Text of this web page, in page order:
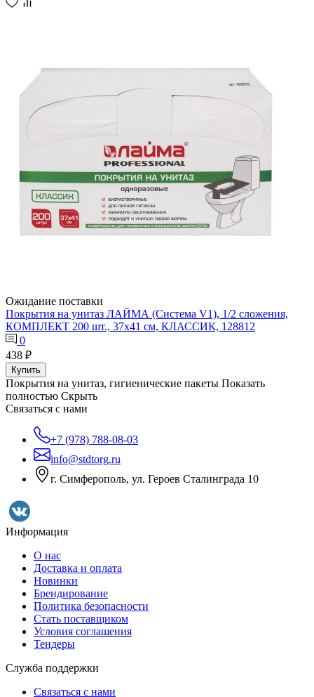
Ожидание поставки
Покрытия на унитаз ЛАЙМА (Система V1), 1/2 сложения,
КОМПЛЕКТ 200 шт., 37х41 см, КЛАССИК, 128812
0
438 ₽
Купить
Покрытия на унитаз, гигиенические пакеты Показать
полностью Скрыть
Связаться с нами
+7 (978) 788-08-03
info@stdtorg.ru
г. Симферополь, ул. Героев Сталинграда 10
Информация
О нас
Доставка и оплата
Новинки
Брендирование
Политика безопасности
Стать поставщиком
Условия соглашения
Тендеры
Служба поддержки
Связаться с нами